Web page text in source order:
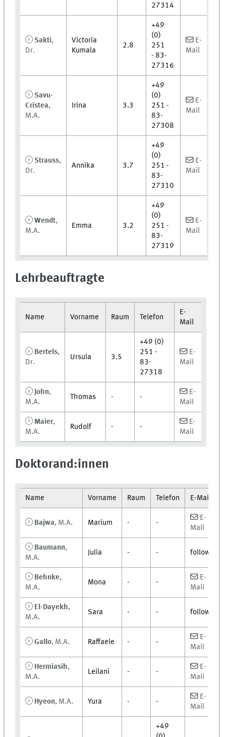
27314
Sakti,
Dr.
Victoria
Kumala
2.8
+49
(0)
251
- 83-
27316
E-
Mail
Savu-
Cristea,
M.A.
Irina 3.3
+49
(0)
251 -
83-
27308
E-
Mail
Strauss,
Dr.
Annika 3.7
+49
(0)
251 -
83-
27310
E-
Mail
Wendt,
M.A.
Emma 3.2
+49
(0)
251 -
83-
27319
E-
Mail
Lehrbeauftragte
Name Vorname Raum Telefon
E-
Mail
Bertels,
Dr.
Ursula 3.5
+49 (0)
251 -
83-
27318
E-
Mail
John,
M.A.
Thomas - -
E-
Mail
Maier,
M.A.
Rudolf - -
E-
Mail
Doktorand:innen
Name Vorname Raum Telefon E-Mail
Bajwa, M.A. Marium - -
E-
Mail
Baumann,
M.A.
Julia - - follows
Behnke,
M.A.
Mona - -
E-
Mail
El-Dayekh,
M.A.
Sara - - follows
Gallo, M.A. Raffaele - -
E-
Mail
Hermiasih,
M.A.
Leilani - -
E-
Mail
Hyeon, M.A. Yura - -
E-
Mail
+49